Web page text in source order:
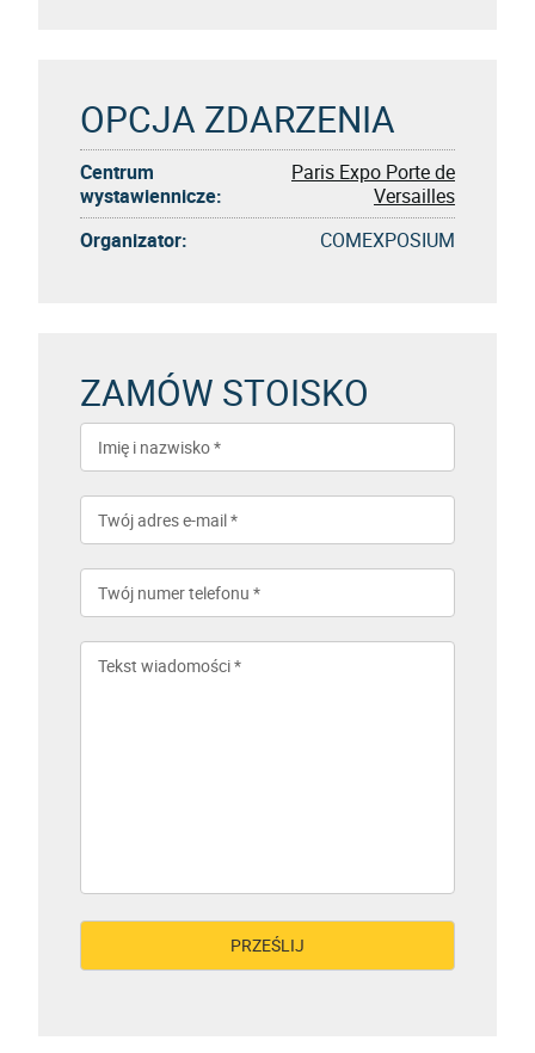
OPCJA ZDARZENIA
Centrum
wystawiennicze:
Paris Expo Porte de
Versailles
Organizator:
COMEXPOSIUM
ZAMÓW STOISKO